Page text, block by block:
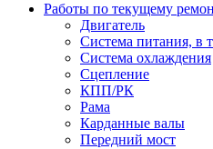
Работы по текущему
Двигатель
Система питания, в
Система охлаждения
Сцепление
КПП/РК
Рама
Карданные валы
Передний мост